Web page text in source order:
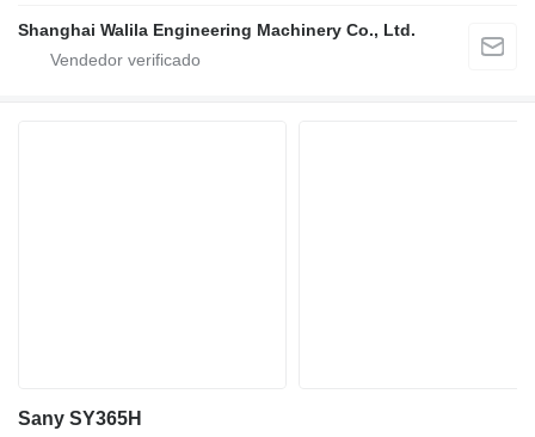
Shanghai Walila Engineering Machinery Co., Ltd.
Sany SY365H